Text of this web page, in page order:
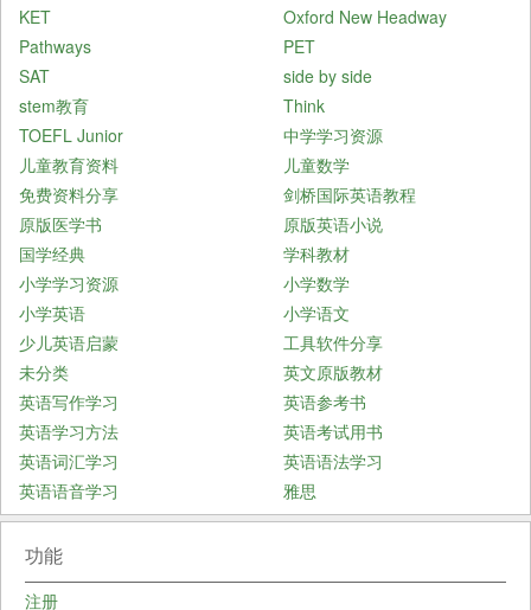
KET
Oxford New Headway
Pathways
PET
SAT
side by side
stem教育
Think
TOEFL Junior
中学学习资源
儿童教育资料
儿童数学
免费资料分享
剑桥国际英语教程
原版医学书
原版英语小说
国学经典
学科教材
小学学习资源
小学数学
小学英语
小学语文
少儿英语启蒙
工具软件分享
未分类
英文原版教材
英语写作学习
英语参考书
英语学习方法
英语考试用书
英语词汇学习
英语语法学习
英语语音学习
雅思
功能
注册